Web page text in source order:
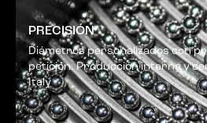
PRECISIÓN
Diámetros personalizados con
petición. Producción interna y
Italy